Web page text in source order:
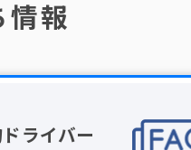
情報
ライバー